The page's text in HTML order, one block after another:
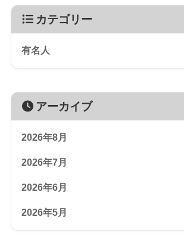
カテゴリー
有名人
アーカイブ
2026年8月
2026年7月
2026年6月
2026年5月